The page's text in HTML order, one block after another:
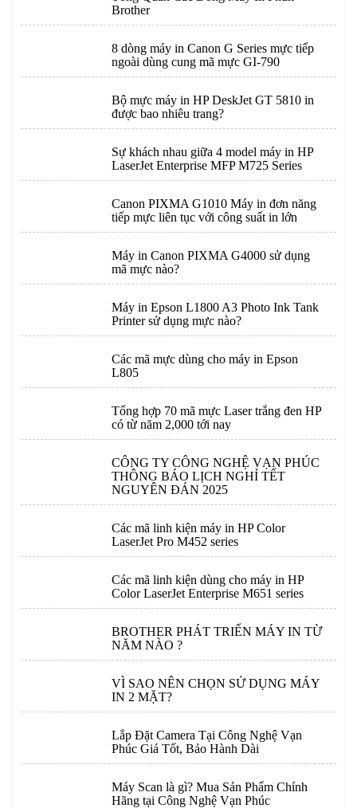
Brother
8 dòng máy in Canon G Series mực tiếp
ngoài dùng cung mã mực GI-790
Bộ mực máy in HP DeskJet GT 5810 in
được bao nhiêu trang?
Sự khách nhau giữa 4 model máy in HP
LaserJet Enterprise MFP M725 Series
Canon PIXMA G1010 Máy in đơn năng
tiếp mực liên tục với công suất in lớn
Máy in Canon PIXMA G4000 sử dụng
mã mực nào?
Máy in Epson L1800 A3 Photo Ink Tank
Printer sử dụng mực nào?
Các mã mực dùng cho máy in Epson
L805
Tổng hợp 70 mã mực Laser trắng đen HP
có từ năm 2,000 tới nay
CÔNG TY CÔNG NGHỆ VẠN PHÚC
THÔNG BÁO LỊCH NGHỈ TẾT
NGUYÊN ĐÁN 2025
Các mã linh kiện máy in HP Color
LaserJet Pro M452 series
Các mã linh kiện dùng cho máy in HP
Color LaserJet Enterprise M651 series
BROTHER PHÁT TRIỂN MÁY IN TỪ
NĂM NÀO ?
VÌ SAO NÊN CHỌN SỬ DỤNG MÁY
IN 2 MẶT?
Lắp Đặt Camera Tại Công Nghệ Vạn
Phúc Giá Tốt, Bảo Hành Dài
Máy Scan là gì? Mua Sản Phẩm Chính
Hãng tại Công Nghệ Vạn Phúc